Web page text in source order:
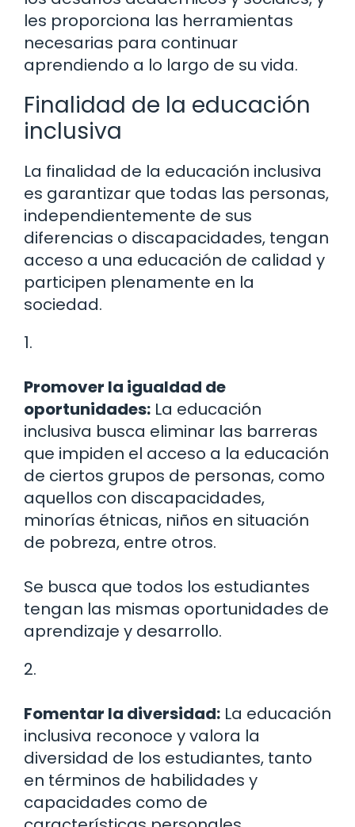
les proporciona las herramientas
necesarias para continuar
aprendiendo a lo largo de su vida.
Finalidad de la educación
inclusiva
La finalidad de la educación inclusiva
es garantizar que todas las personas,
independientemente de sus
diferencias o discapacidades, tengan
acceso a una educación de calidad y
participen plenamente en la
sociedad.
1.
Promover la igualdad de
oportunidades: La educación
inclusiva busca eliminar las barreras
que impiden el acceso a la educación
de ciertos grupos de personas, como
aquellos con discapacidades,
minorías étnicas, niños en situación
de pobreza, entre otros.
Se busca que todos los estudiantes
tengan las mismas oportunidades de
aprendizaje y desarrollo.
2.
Fomentar la diversidad: La educación
inclusiva reconoce y valora la
diversidad de los estudiantes, tanto
en términos de habilidades y
capacidades como de